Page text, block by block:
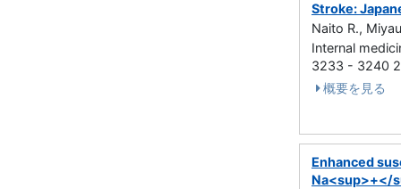
Stroke:
Naito R.,
Internal
3233 - 3240
概要を見る
Enhanced
Na<sup>+</